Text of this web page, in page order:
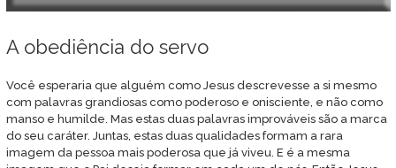
A obediência do servo
Você esperaria que alguém como Jesus descrevesse a si mesmo
com palavras grandiosas como poderoso e onisciente, e não como
manso e humilde. Mas estas duas palavras improváveis são a marca
do seu caráter. Juntas, estas duas qualidades formam a rara
imagem da pessoa mais poderosa que já viveu. E é a mesma